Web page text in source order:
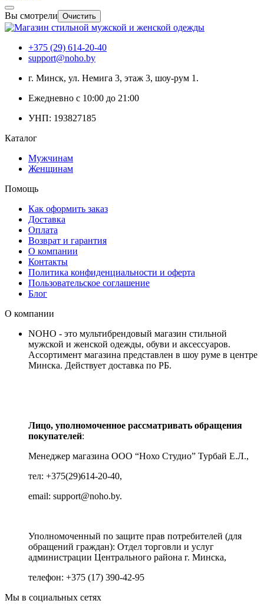
Вы смотрели Очистить
+375 (29) 614-20-40
support@noho.by
г. Минск, ул. Немига 3, этаж 3, шоу-рум 1.
Ежедневно с 10:00 до 21:00
УНП: 193827185
Каталог
Мужчинам
Женщинам
Помощь
Как оформить заказ
Доставка
Оплата
Возврат и гарантия
О компании
Контакты
Политика конфиденциальности и оферта
Пользовательское соглашение
Блог
О компании
NOHO - это мультибрендовый магазин стильной
мужской и женской одежды, обуви и аксессуаров.
Ассортимент магазина представлен в шоу руме в центре
Минска. Действует доставка по РБ.
Лицо, уполномоченное рассматривать обращения
покупателей:
Менеджер магазина ООО “Нохо Студио” Турбай Е.Л.,
тел: +375(29)614-20-40,
email: support@noho.by.
Уполномоченный по защите прав потребителей (для
обращений граждан): Отдел торговли и услуг
администрации Центрального района г. Минска,
телефон: +375 (17) 390-42-95
Мы в социальных сетях